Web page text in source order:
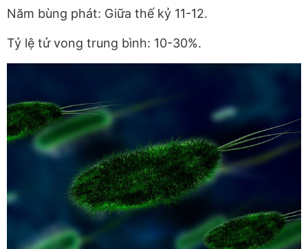
Năm bùng phát: Giữa thế kỷ 11-12.
Tỷ lệ tử vong trung bình: 10-30%.